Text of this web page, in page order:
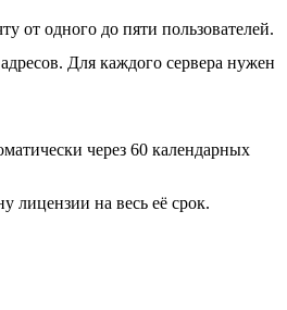
от одного до пяти пользователей.
Для каждого сервера нужен
через 60 календарных
лицензии на весь её срок.